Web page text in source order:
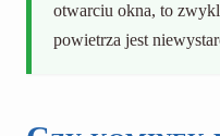
otwarciu okna, to
powietrza jest